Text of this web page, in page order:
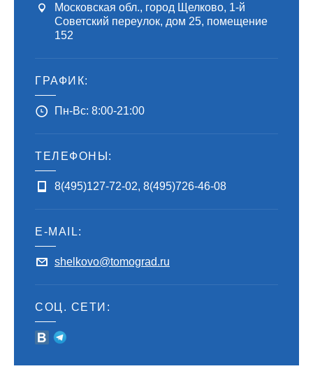
Московская обл., город Щелково, 1-й
Советский переулок, дом 25, помещение
152
ГРАФИК:
Пн-Вс: 8:00-21:00
ТЕЛЕФОНЫ:
8(495)127-72-02, 8(495)726-46-08
E-MAIL:
shelkovo@tomograd.ru
СОЦ. СЕТИ: